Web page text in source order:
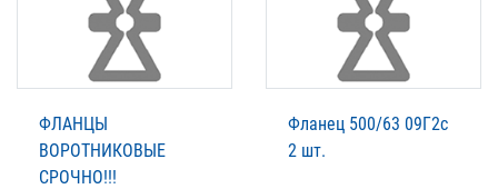
ФЛАНЦЫ
ВОРОТНИКОВЫЕ
СРОЧНО!!!
Фланец 500/63 09Г2с
2 шт.